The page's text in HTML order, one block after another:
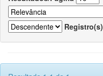
Registro(s)